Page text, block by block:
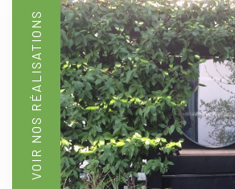
VOIR NOS RÉALISATIONS